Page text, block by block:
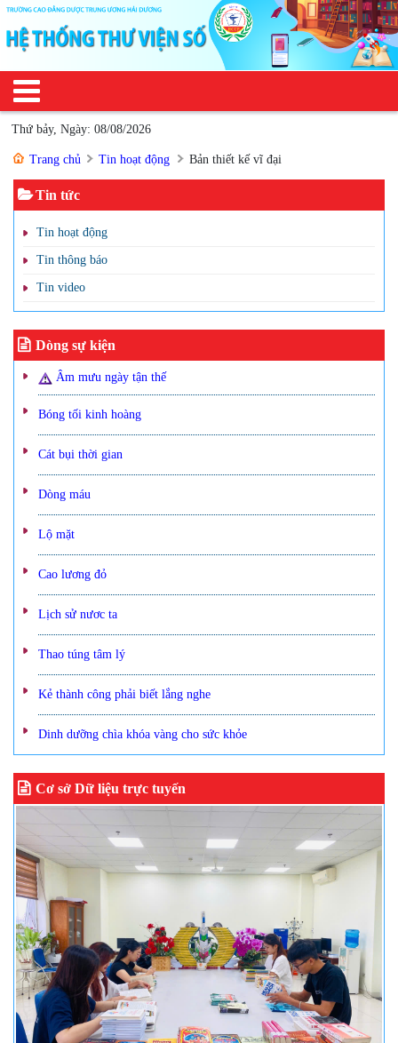
Thứ bảy, Ngày: 08/08/2026
Trang chủ Tin hoạt động Bản thiết kế vĩ đại
Tin tức
Tin hoạt động
Tin thông báo
Tin video
Dòng sự kiện
Âm mưu ngày tận thế
Bóng tối kinh hoàng
Cát bụi thời gian
Dòng máu
Lộ mặt
Cao lương đỏ
Lịch sử nươc ta
Thao túng tâm lý
Kẻ thành công phải biết lắng nghe
Dinh dưỡng chìa khóa vàng cho sức khỏe
Cơ sở Dữ liệu trực tuyến